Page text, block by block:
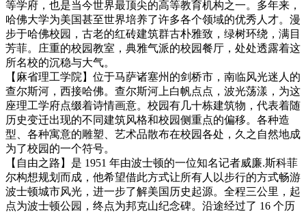
等学府，也是当今世界最顶尖的高等教育机构之一。多年来，
哈佛大学为美国甚至世界培养了许多各个领域的优秀人才。漫
步于哈佛校园，古老的红砖建筑群古朴雅致，绿树环绕，满目
芳菲。庄重的校园教室，典雅气派的校园餐厅，处处透露着这
所名校的沉稳与大气。
【麻省理工学院】位于马萨诸塞州的剑桥市，南临风光迷人的
查尔斯河，西接哈佛。查尔斯河上白帆点点，波光荡漾，为这
座理工学府点缀着诗情画意。校园有几十栋建筑物，代表着随
历史变迁出现的不同建筑风格和校园侧重点的偏移。各种造
型、各种寓意的雕塑、艺术品散布在校园各处，久之自然地成
为了校园的一个符号。
【自由之路】是 1951 年由波士顿的一位知名记者威廉.斯科菲
尔构想规划而成，他希望借此方式让所有人以步行的方式畅游
波士顿城市风光，进一步了解美国历史起源。全程三公里，起
点为波士顿公园，终点为邦克山纪念碑。沿途经过了 16 个历